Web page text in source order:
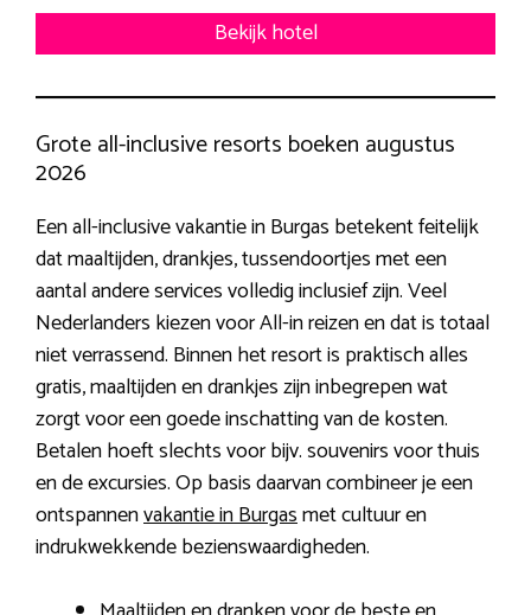
Bekijk hotel
Grote all-inclusive resorts boeken augustus
2026
Een all-inclusive vakantie in Burgas betekent feitelijk
dat maaltijden, drankjes, tussendoortjes met een
aantal andere services volledig inclusief zijn. Veel
Nederlanders kiezen voor All-in reizen en dat is totaal
niet verrassend. Binnen het resort is praktisch alles
gratis, maaltijden en drankjes zijn inbegrepen wat
zorgt voor een goede inschatting van de kosten.
Betalen hoeft slechts voor bijv. souvenirs voor thuis
en de excursies. Op basis daarvan combineer je een
ontspannenvakantie in Burgasmet cultuur en
indrukwekkende bezienswaardigheden.